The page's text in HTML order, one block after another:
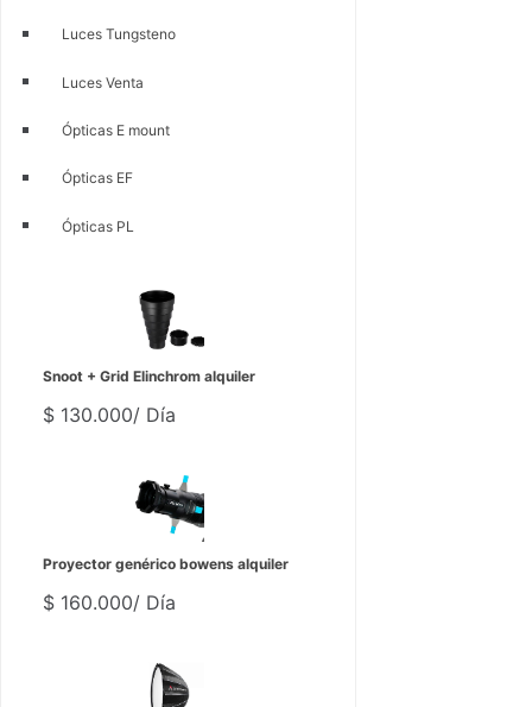
Luces Tungsteno
Luces Venta
Ópticas E mount
Ópticas EF
Ópticas PL
Snoot + Grid Elinchrom alquiler
$ 130.000/ Día
Proyector genérico bowens alquiler
$ 160.000/ Día